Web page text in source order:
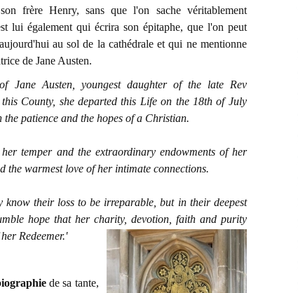
frère Henry, sans que l'on sache véritablement
lui également qui écrira son épitaphe, que l'on peut
au sol de la cathédrale et qui ne mentionne
de Jane Austen.
Jane Austen, youngest daughter of the late Rev
County, she departed this Life on the 18th of July
patience and the hopes of a Christian.
temper and the extraordinary endowments of her
the warmest love of her intimate connections.
their loss to be irreparable, but in their deepest
hope that her charity, devotion, faith and purity
Redeemer.'
de sa tante,